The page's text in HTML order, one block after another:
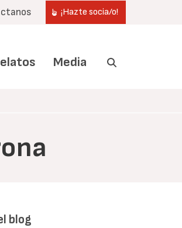
¡Hazte socia/o!
Media
blog